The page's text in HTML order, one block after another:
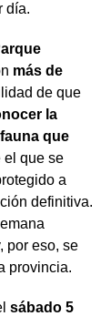
día.
más de
de que
la
que
el que se
a
definitiva.
por eso, se
provincia.
sábado 5